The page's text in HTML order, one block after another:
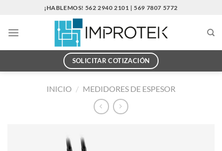
contenido
¡HABLEMOS! 562 2940 2101 | 569 7807 5772
SOLICITAR COTIZACIÓN
INICIO / MEDIDORES DE ESPESOR